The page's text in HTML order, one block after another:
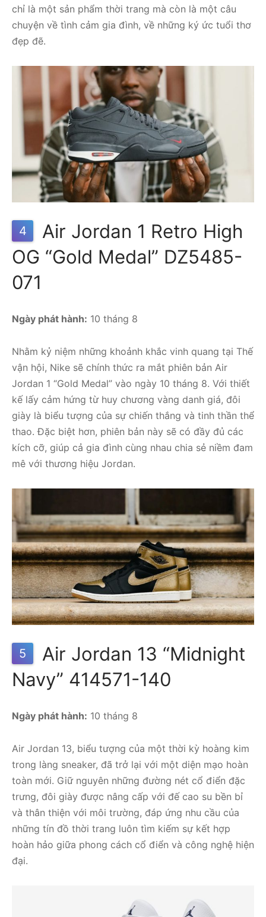
chỉ là một sản phẩm thời trang mà còn là một câu
chuyện về tình cảm gia đình, về những ký ức tuổi thơ
đẹp đẽ.
4
Air Jordan 1 Retro High
OG “Gold Medal” DZ5485-
071
Ngày phát hành: 10 tháng 8
Nhằm kỷ niệm những khoảnh khắc vinh quang tại Thế
vận hội, Nike sẽ chính thức ra mắt phiên bản Air
Jordan 1 “Gold Medal” vào ngày 10 tháng 8. Với thiết
kế lấy cảm hứng từ huy chương vàng danh giá, đôi
giày là biểu tượng của sự chiến thắng và tinh thần thể
thao. Đặc biệt hơn, phiên bản này sẽ có đầy đủ các
kích cỡ, giúp cả gia đình cùng nhau chia sẻ niềm đam
mê với thương hiệu Jordan.
5
Air Jordan 13 “Midnight
Navy” 414571-140
Ngày phát hành: 10 tháng 8
Air Jordan 13, biểu tượng của một thời kỳ hoàng kim
trong làng sneaker, đã trở lại với một diện mạo hoàn
toàn mới. Giữ nguyên những đường nét cổ điển đặc
trưng, đôi giày được nâng cấp với đế cao su bền bỉ
và thân thiện với môi trường, đáp ứng nhu cầu của
những tín đồ thời trang luôn tìm kiếm sự kết hợp
hoàn hảo giữa phong cách cổ điển và công nghệ hiện
đại.